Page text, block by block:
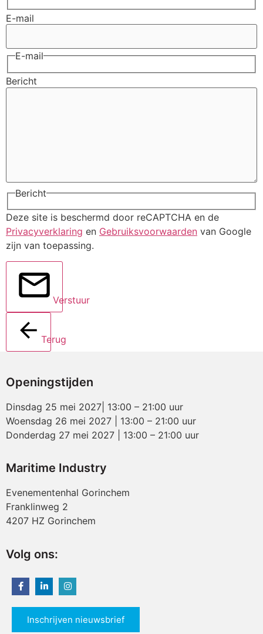
E-mail
E-mail
Bericht
Bericht
Deze site is beschermd door reCAPTCHA en de
Privacyverklaring en Gebruiksvoorwaarden van Google
zijn van toepassing.
Verstuur
Terug
Openingstijden
Dinsdag 25 mei 2027| 13:00 – 21:00 uur
Woensdag 26 mei 2027 | 13:00 – 21:00 uur
Donderdag 27 mei 2027 | 13:00 – 21:00 uur
Maritime Industry
Evenementenhal Gorinchem
Franklinweg 2
4207 HZ Gorinchem
Volg ons:
Inschrijven nieuwsbrief